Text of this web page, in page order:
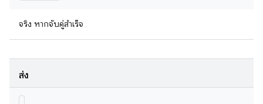
จริง หากจับคู่สำเร็จ
ส่ง